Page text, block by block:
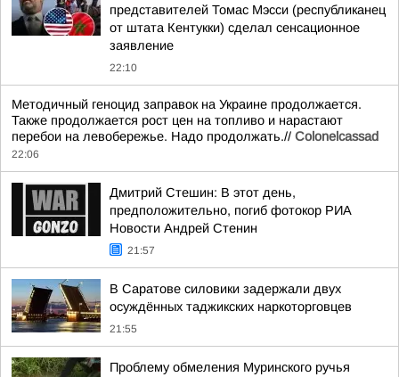
представителей Томас Мэсси (республиканец
от штата Кентукки) сделал сенсационное
заявление
22:10
Методичный геноцид заправок на Украине продолжается.
Также продолжается рост цен на топливо и нарастают
перебои на левобережье. Надо продолжать.// Colonelcassad
22:06
Дмитрий Стешин: В этот день,
предположительно, погиб фотокор РИА
Новости Андрей Стенин
21:57
В Саратове силовики задержали двух
осуждённых таджикских наркоторговцев
21:55
Проблему обмеления Муринского ручья